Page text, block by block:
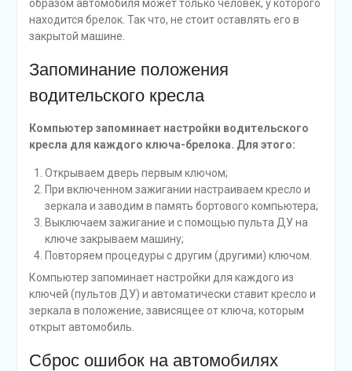
образом автомобиля может только человек, у которого
находится брелок. Так что, не стоит оставлять его в
закрытой машине.
Запоминание положения
водительского кресла
Компьютер запоминает настройки водительского
кресла для каждого ключа-брелока. Для этого:
Открываем дверь первым ключом;
При включенном зажигании настраиваем кресло и
зеркала и заводим в память бортового компьютера;
Выключаем зажигание и с помощью пульта ДУ на
ключе закрываем машину;
Повторяем процедуры с другим (другими) ключом.
Компьютер запоминает настройки для каждого из
ключей (пультов ДУ) и автоматически ставит кресло и
зеркала в положение, зависящее от ключа, которым
открыт автомобиль.
Сброс ошибок на автомобилях